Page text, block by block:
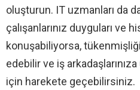
oluşturun. IT uzmanları da
çalışanlarınız duyguları ve
konuşabiliyorsa,
edebilir ve iş
için harekete geçebilirsiniz.